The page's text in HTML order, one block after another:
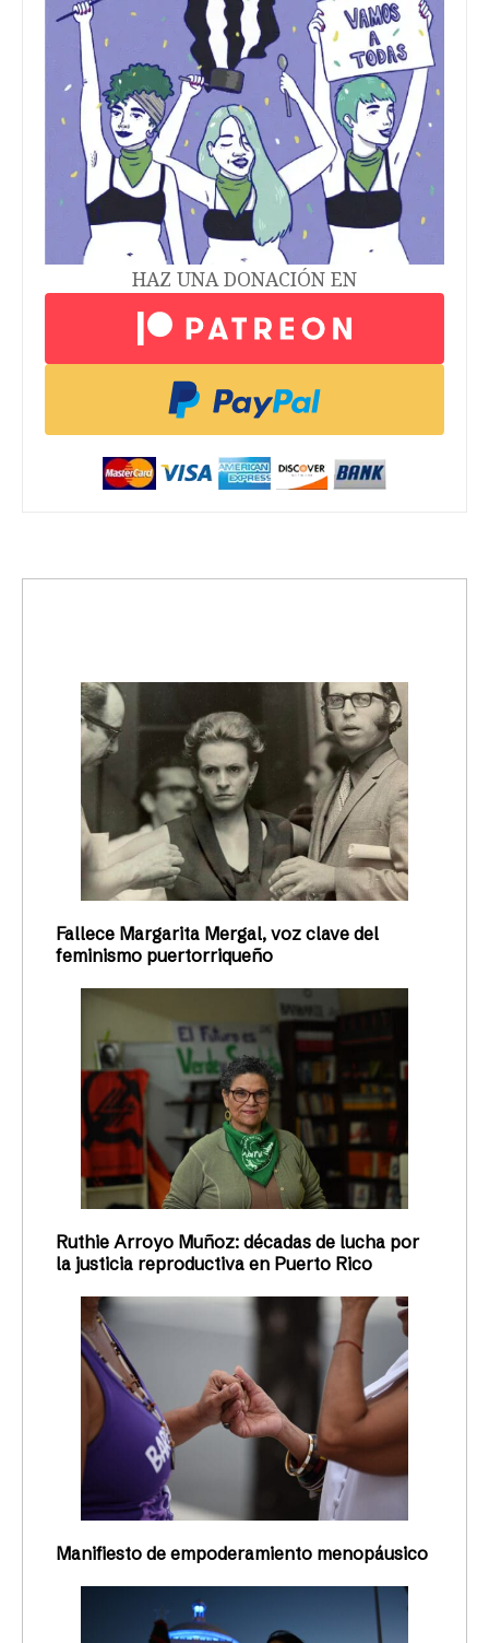
HAZ UNA DONACIÓN EN
Fallece Margarita Mergal, voz clave del
feminismo puertorriqueño
Ruthie Arroyo Muñoz: décadas de lucha por
la justicia reproductiva en Puerto Rico
Manifiesto de empoderamiento menopáusico